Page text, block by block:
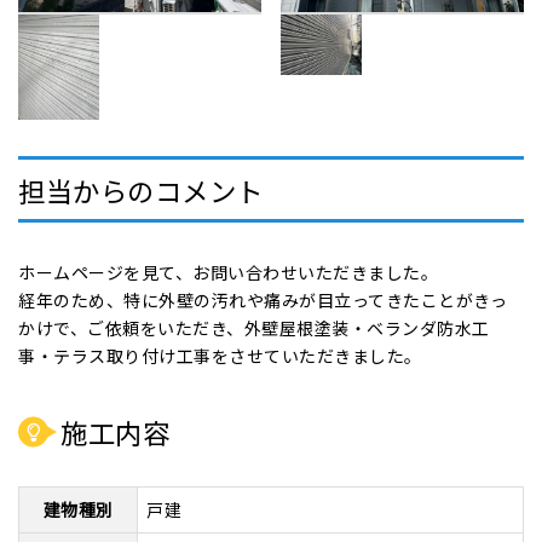
担当からのコメント
ホームページを見て、お問い合わせいただきました。
経年のため、特に外壁の汚れや痛みが目立ってきたことがきっ
かけで、ご依頼をいただき、外壁屋根塗装・ベランダ防水工
事・テラス取り付け工事をさせていただきました。
施工内容
建物種別 戸建